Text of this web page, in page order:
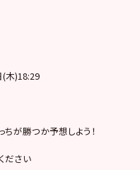
(木)18:29
が勝つか予想しよう！
ださい